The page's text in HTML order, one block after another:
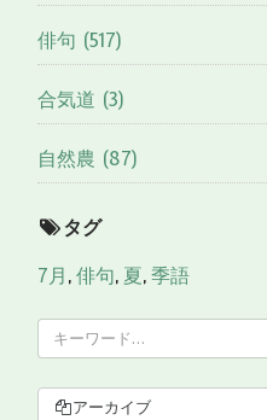
俳句 (517)
合気道 (3)
自然農 (87)
タグ
7月,俳句, 夏,季語
アーカイブ